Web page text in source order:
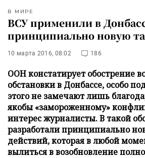
В МИРЕ
ВСУ применили в
принципиально новую
10 марта 2016, 08:02 186
ООН констатирует обострение
обстановки в Донбассе, особо
этого не замечают лишь
якобы «замороженному»
интерес журналисты. В такой
разработали принципиально
действий, которая в любой
вылиться в возобновление